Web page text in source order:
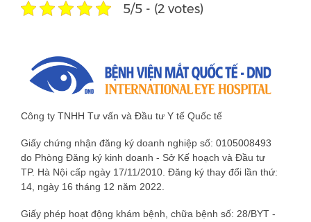
5/5 - (2 votes)
Công ty TNHH Tư vấn và Đầu tư Y tế Quốc tế
Giấy chứng nhận đăng ký doanh nghiệp số: 0105008493
do Phòng Đăng ký kinh doanh - Sở Kế hoạch và Đầu tư
TP. Hà Nội cấp ngày 17/11/2010. Đăng ký thay đổi lần thứ:
14, ngày 16 tháng 12 năm 2022.
Giấy phép hoạt động khám bệnh, chữa bệnh số: 28/BYT -